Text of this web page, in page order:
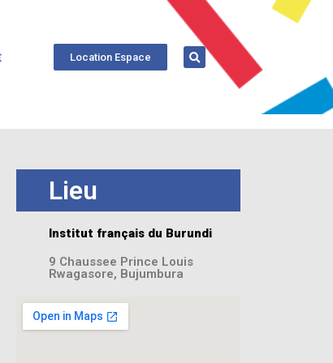
Location Espace
Lieu
Institut français du Burundi
9 Chaussee Prince Louis
Rwagasore, Bujumbura